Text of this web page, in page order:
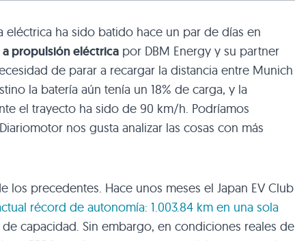
ha sido batido hace un par de días en
propulsión eléctrica por DBM Energy y su partner
de parar a recargar la distancia entre Munich
la batería aún tenía un 18% de carga, y la
el trayecto ha sido de 90 km/h. Podríamos
nos gusta analizar las cosas con más
los precedentes. Hace unos meses el Japan EVClub
récord de autonomía: 1.003.84 km en una sola
capacidad. Sin embargo, en condiciones reales de